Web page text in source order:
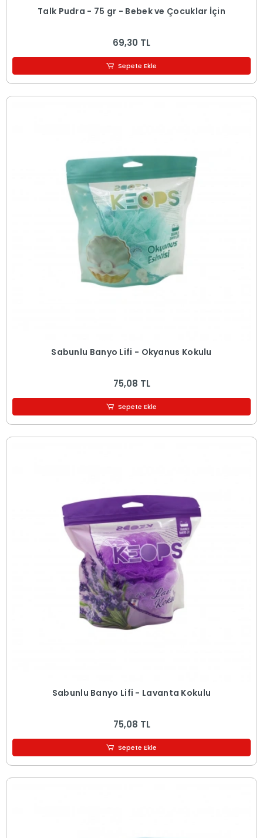
Talk Pudra - 75 gr - Bebek ve Çocuklar İçin
69,30 TL
Sepete Ekle
Sabunlu Banyo Lifi - Okyanus Kokulu
75,08 TL
Sepete Ekle
Sabunlu Banyo Lifi - Lavanta Kokulu
75,08 TL
Sepete Ekle